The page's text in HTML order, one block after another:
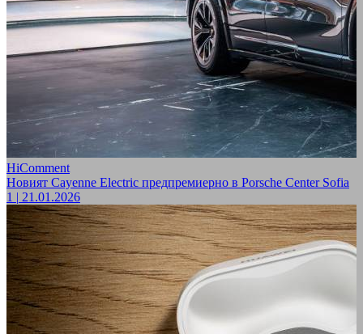
HiComment
Новият Cayenne Electric предпремиерно в Porsche Center Sofia
1 | 21.01.2026